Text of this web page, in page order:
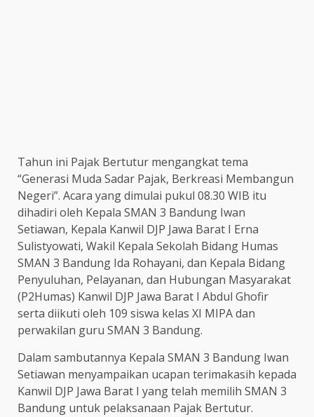
Tahun ini Pajak Bertutur mengangkat tema
“Generasi Muda Sadar Pajak, Berkreasi Membangun
Negeri”. Acara yang dimulai pukul 08.30 WIB itu
dihadiri oleh Kepala SMAN 3 Bandung Iwan
Setiawan, Kepala Kanwil DJP Jawa Barat I Erna
Sulistyowati, Wakil Kepala Sekolah Bidang Humas
SMAN 3 Bandung Ida Rohayani, dan Kepala Bidang
Penyuluhan, Pelayanan, dan Hubungan Masyarakat
(P2Humas) Kanwil DJP Jawa Barat I Abdul Ghofir
serta diikuti oleh 109 siswa kelas XI MIPA dan
perwakilan guru SMAN 3 Bandung.
Dalam sambutannya Kepala SMAN 3 Bandung Iwan
Setiawan menyampaikan ucapan terimakasih kepada
Kanwil DJP Jawa Barat I yang telah memilih SMAN 3
Bandung untuk pelaksanaan Pajak Bertutur.